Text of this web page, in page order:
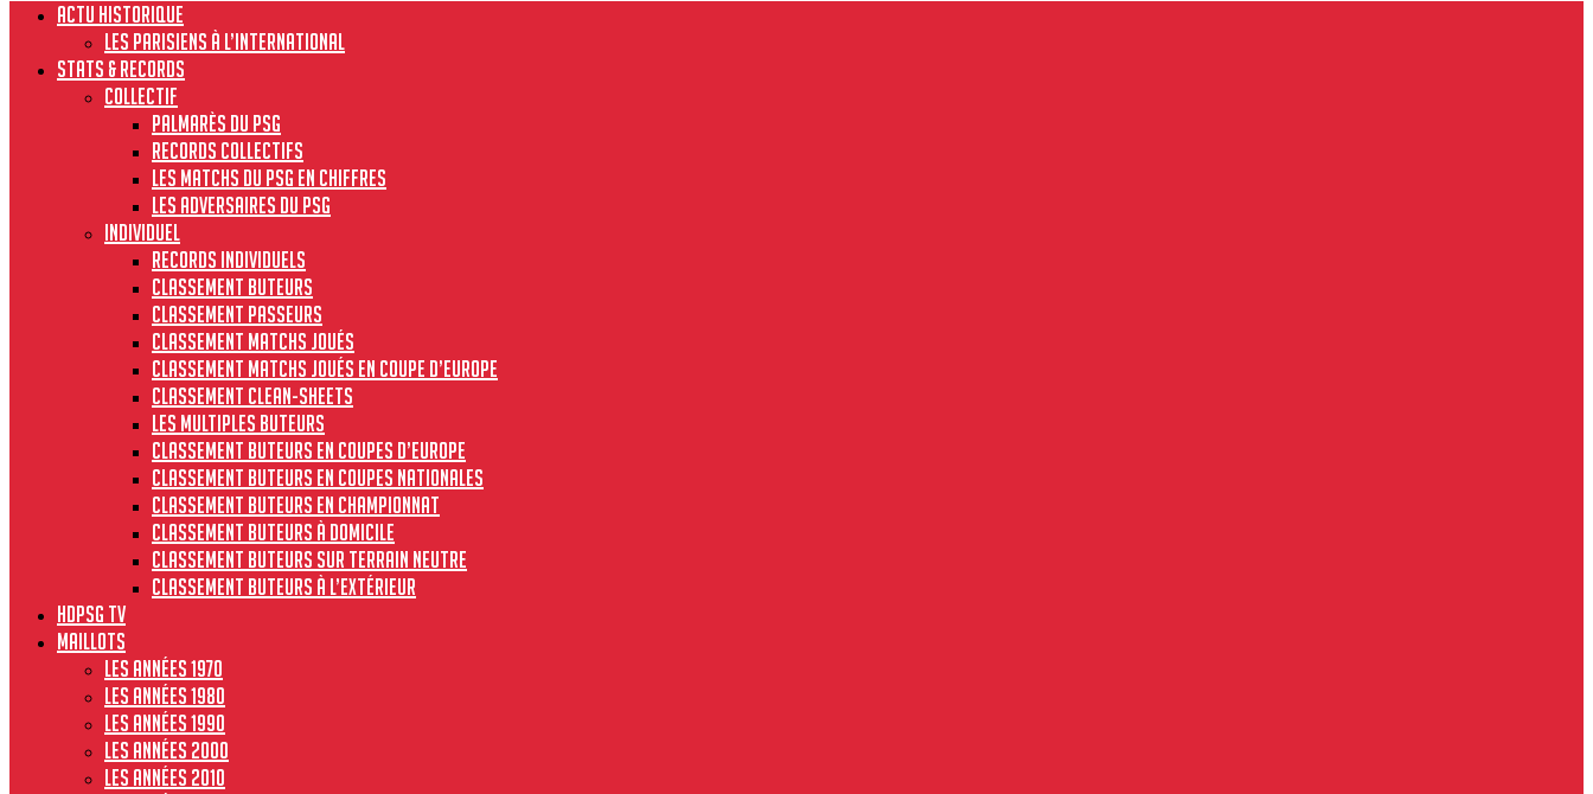
ACTU HISTORIQUE
Les Parisiens à l’international
STATS & RECORDS
Collectif
Palmarès du PSG
Records collectifs
Les matchs du PSG en chiffres
Les adversaires du PSG
Individuel
Records individuels
Classement buteurs
Classement passeurs
Classement matchs joués
Classement matchs joués en Coupe d’Europe
Classement clean-sheets
Les multiples buteurs
Classement buteurs en coupes d’Europe
Classement buteurs en coupes nationales
Classement buteurs en championnat
Classement buteurs à domicile
Classement buteurs sur terrain neutre
Classement buteurs à l’extérieur
HdPSG TV
MAILLOTS
Les années 1970
Les années 1980
Les années 1990
Les années 2000
Les années 2010